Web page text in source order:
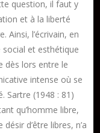
question, il faut y
et à la liberté
Ainsi, l’écrivain, en
et esthétique
dès lors entre le
intense où se
Sartre (1948 : 81)
qu’homme libre,
d’être libres, n’a